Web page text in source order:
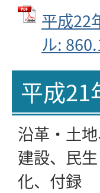
平成22
ル:
平成21
沿革・土
建設、民
化、付録